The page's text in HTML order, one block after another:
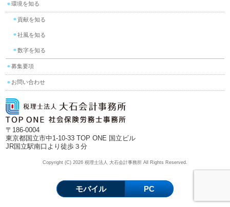
環境を知る
貢献を知る
社風を知る
数字を知る
募集要項
お問い合わせ
〒186-0004
東京都国立市中1-10-33 TOP ONE 国立ビル
JR国立駅南口より徒歩３分
Copyright (C) 2026 税理士法人 大石会計事務所 All Rights Reserved.
モバイル PC